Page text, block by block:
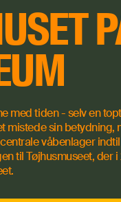
med tiden - selv en
mistede sin betydning,
våbenlager
til Tøjhusmuseet, der